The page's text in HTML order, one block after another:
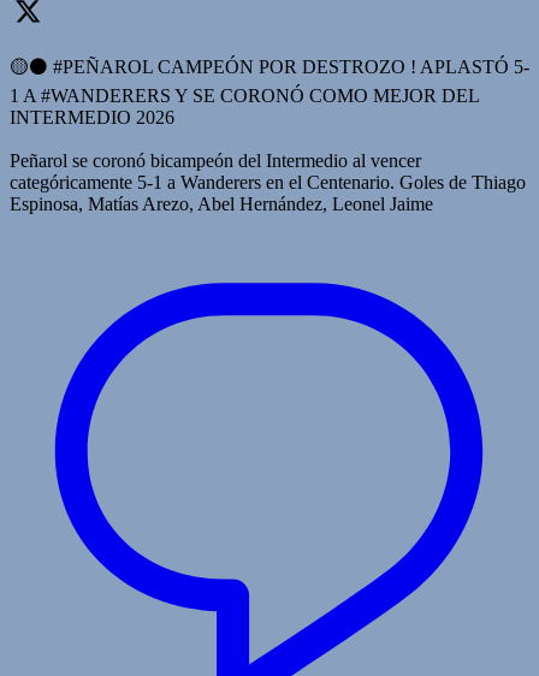
🟡⚫️ #PEÑAROL CAMPEÓN POR DESTROZO ! APLASTÓ 5-
1 A #WANDERERS Y SE CORONÓ COMO MEJOR DEL
INTERMEDIO 2026
Peñarol se coronó bicampeón del Intermedio al vencer
categóricamente 5-1 a Wanderers en el Centenario. Goles de Thiago
Espinosa, Matías Arezo, Abel Hernández, Leonel Jaime